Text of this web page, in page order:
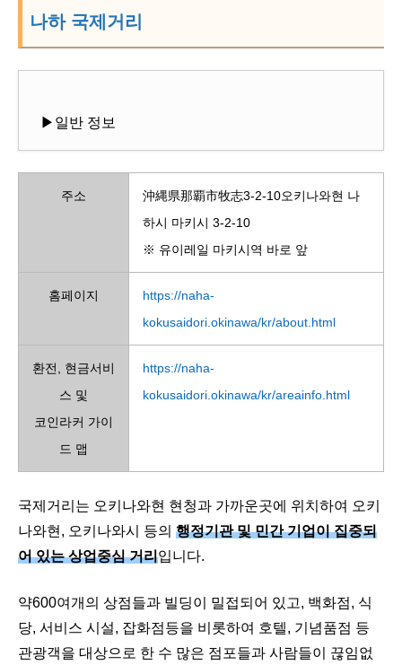
나하 국제거리
▶일반 정보
주소
沖縄県那覇市牧志3-2-10오키나와현 나
하시 마키시 3-2-10
※ 유이레일 마키시역 바로 앞
홈페이지
https://naha-
kokusaidori.okinawa/kr/about.html
환전, 현금서비
스 및
코인라커 가이
드 맵
https://naha-
kokusaidori.okinawa/kr/areainfo.html
국제거리는 오키나와현 현청과 가까운곳에 위치하여 오키
나와현, 오키나와시 등의 행정기관 및 민간 기업이 집중되
어 있는 상업중심 거리입니다.
약600여개의 상점들과 빌딩이 밀접되어 있고, 백화점, 식
당, 서비스 시설, 잡화점등을 비롯하여 호텔, 기념품점 등
관광객을 대상으로 한 수 많은 점포들과 사람들이 끊임없